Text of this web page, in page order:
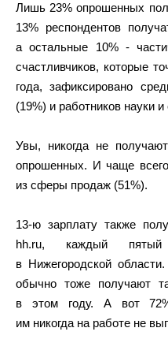
Лишь 23% опрошенных
13% респондентов
а остальные 10% -
счастливчиков, которые
года, зафиксировано
(19%) и работников науки
Увы, никогда не
опрошенных. И чаще
из сферы продаж (51%).
13-ю зарплату также
hh.ru, каждый
в Нижегородской
обычно тоже получают
в этом году. А вот
им никогда на работе не